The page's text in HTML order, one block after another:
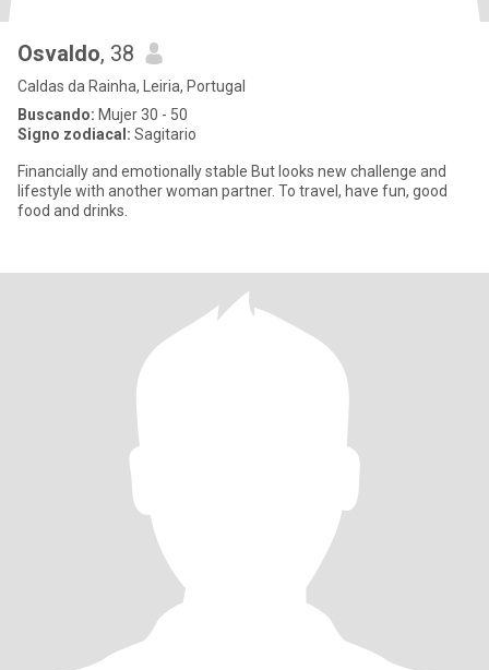
Osvaldo, 38
Caldas da Rainha, Leiria, Portugal
Buscando: Mujer 30 - 50
Signo zodiacal: Sagitario
Financially and emotionally stable But looks new challenge and
lifestyle with another woman partner. To travel, have fun, good
food and drinks.